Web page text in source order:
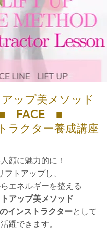
ップ美メソッド
FACE ■
ラクター養成講座
顔に魅力的に！
フトアップし、
エネルギーを整える
トアップ美メソッド
インストラクターとして
活躍できます。